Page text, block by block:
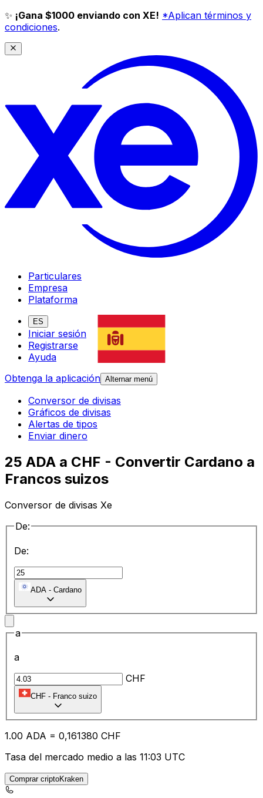
✨ ¡Gana $1000 enviando con XE! *Aplican términos y
condiciones.
Particulares
Empresa
Plataforma
ES
Iniciar sesión
Registrarse
Ayuda
Obtenga la aplicación Alternar menú
Conversor de divisas
Gráficos de divisas
Alertas de tipos
Enviar dinero
25 ADA a CHF - Convertir Cardano a
Francos suizos
Conversor de divisas Xe
De:
De:
ADA - Cardano
a
a
CHF
CHF - Franco suizo
1.00 ADA = 0,161380 CHF
Tasa del mercado medio a las 11:03 UTC
Comprar criptoKraken